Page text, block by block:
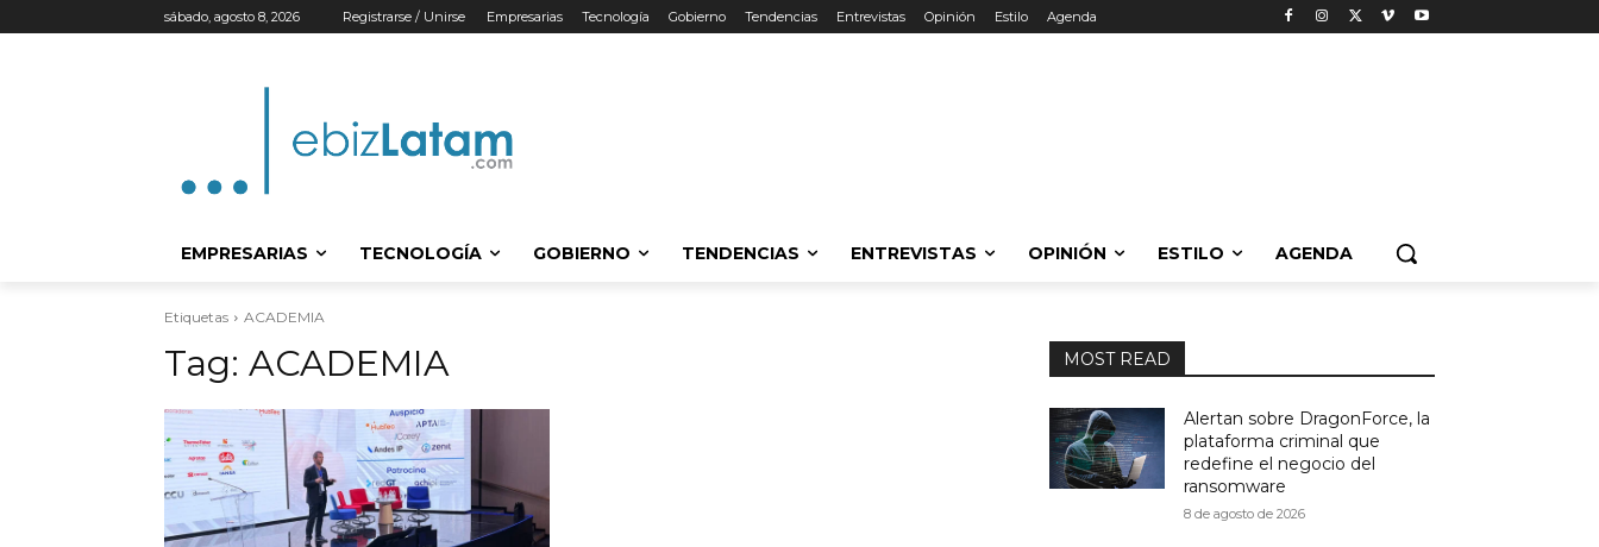
sábado, agosto 8, 2026 Registrarse / Unirse Empresarias Tecnología Gobierno Tendencias Entrevistas Opinión Estilo Agenda
EMPRESARIAS TECNOLOGÍA GOBIERNO TENDENCIAS ENTREVISTAS OPINIÓN ESTILO AGENDA
Etiquetas ACADEMIA
Tag: ACADEMIA MOST READ
Alertan sobre DragonForce, la
plataforma criminal que
redefine el negocio del
ransomware
8 de agosto de 2026